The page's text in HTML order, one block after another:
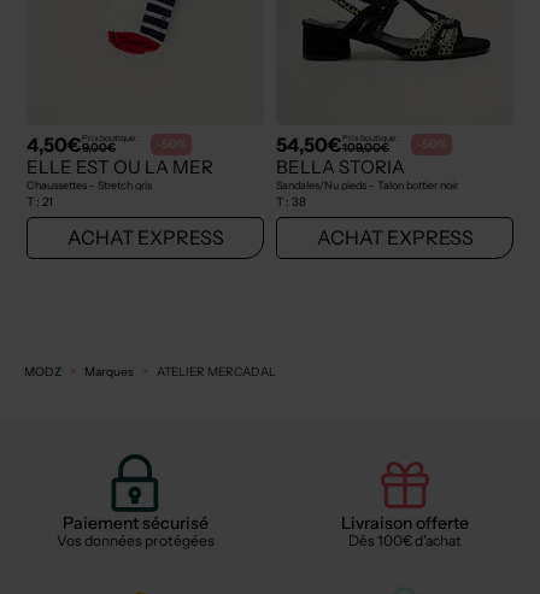
4,50€Prix boutique :
9,00€ -50%
ELLE EST OU LA MER
Chaussettes - Stretch gris
T : 21
ACHAT EXPRESS
54,50€Prix boutique :
109,00€ -50%
BELLA STORIA
Sandales/Nu pieds - Talon bottier noir
T : 38
ACHAT EXPRESS
MODZ Marques ATELIER MERCADAL
Paiement sécurisé
Vos données protégées
Livraison offerte
Dès 100€ d'achat